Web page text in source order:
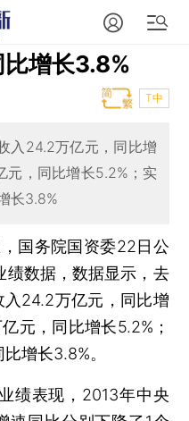
增长3.8%
T中
入24.2万亿元，同比增
元，同比增长5.2%；实
长3.8%
国务院国资委22日公
绩数据，数据显示，去
24.2万亿元，同比增
元，同比增长5.2%；
增长3.8%。
表现，2013年中央